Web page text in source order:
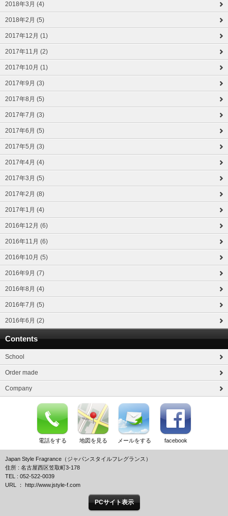
2018年3月 (4)
2018年2月 (5)
2017年12月 (1)
2017年11月 (2)
2017年10月 (1)
2017年9月 (3)
2017年8月 (5)
2017年7月 (3)
2017年6月 (5)
2017年5月 (3)
2017年4月 (4)
2017年3月 (5)
2017年2月 (8)
2017年1月 (4)
2016年12月 (6)
2016年11月 (6)
2016年10月 (5)
2016年9月 (7)
2016年8月 (4)
2016年7月 (5)
2016年6月 (2)
Contents
School
Order made
Company
電話をする 地図を見る メールをする facebook
Japan Style Fragrance（ジャパンスタイルフレグランス）
住所 : 名古屋西区笠取町3-178
TEL : 052-522-0039
URL ： http://www.jstyle-f.com
PCサイト表示